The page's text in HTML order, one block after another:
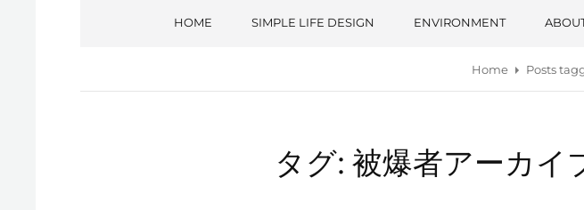
HOME SIMPLE LIFE DESIGN ENVIRONMENT
Home Posts
タグ:被爆者アーカイ